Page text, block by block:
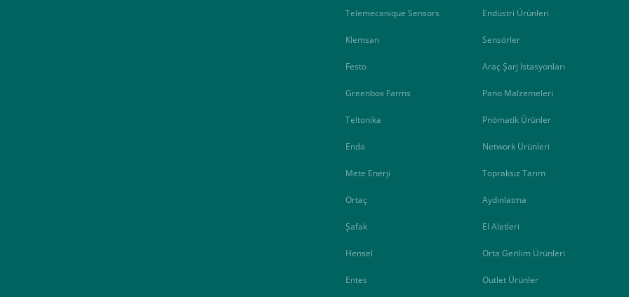
Telemecanique Sensors
Klemsan
Festo
Greenbox Farms
Teltonika
Enda
Mete Enerji
Ortaç
Şafak
Hensel
Entes
Endüstri Ürünleri
Sensörler
Araç Şarj İstasyonları
Pano Malzemeleri
Pnömatik Ürünler
Network Ürünleri
Topraksız Tarım
Aydınlatma
El Aletleri
Orta Gerilim Ürünleri
Outlet Ürünler